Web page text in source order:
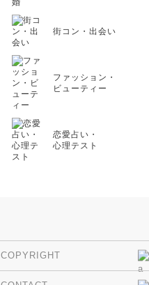
街コン・出会い
ファッション・
ビューティー
恋愛占い・
心理テスト
COPYRIGHT